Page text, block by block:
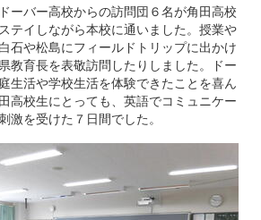
ーバー高校からの訪問団６名が角田高校
テイしながら本校に通いました。授業や
石や松島にフィールドトリップに出かけ
教育長を表敬訪問したりしました。ドー
生活や学校生活を体験できたことを喜ん
高校生にとっても、英語でコミュニケー
激を受けた７日間でした。